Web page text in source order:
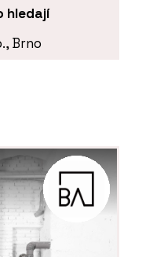
hledají
Brno